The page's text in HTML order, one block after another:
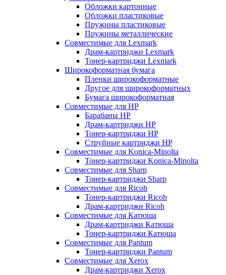
Обложки картонные
Обложки пластиковые
Пружины пластиковые
Пружины металлические
Совместимые для Lexmark
Драм-картриджи Lexmark
Тонер-картриджи Lexmark
Широкоформатная бумага
Пленки широкоформатные
Другое для широкоформатных
Бумага широкоформатная
Совместимые для HP
Барабаны HP
Драм-картриджи HP
Тонер-картриджи HP
Струйные картриджи HP
Совместимые для Konica-Minolta
Тонер-картриджи Konica-Minolta
Совместимые для Sharp
Тонер-картриджи Sharp
Совместимые для Ricoh
Тонер-картриджи Ricoh
Драм-картриджи Ricoh
Совместимые для Катюша
Драм-картриджи Катюша
Тонер-картриджи Катюша
Совместимые для Pantum
Тонер-картриджи Pantum
Совместимые для Xerox
Драм-картриджи Xerox